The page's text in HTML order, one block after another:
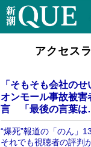
アクセス
「そもそも会社の
オンモール事故被害
言 「最後の言葉は
“爆死”報道の「のん」
それでも視聴者の評判